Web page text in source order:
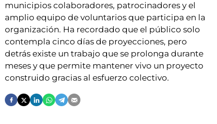
municipios colaboradores, patrocinadores y el
amplio equipo de voluntarios que participa en la
organización. Ha recordado que el público solo
contempla cinco días de proyecciones, pero
detrás existe un trabajo que se prolonga durante
meses y que permite mantener vivo un proyecto
construido gracias al esfuerzo colectivo.